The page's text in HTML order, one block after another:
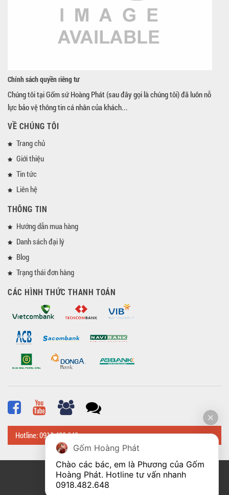
Chính sách quyền riêng tư
Chúng tôi tại Gốm sứ Hoàng Phát (sau đây gọi là chúng tôi) đã luôn nỗ
lực bảo vệ thông tin cá nhân của khách...
VỀ CHÚNG TÔI
Trang chủ
Giới thiệu
Tin tức
Liên hệ
THÔNG TIN
Hướng dẫn mua hàng
Danh sách đại lý
Blog
Trạng thái đơn hàng
CÁC HÌNH THỨC THANH TOÁN
Hotline: 0918 482 648
© Bản quyền thuộc vềHoangphatbattrang.vn
Gốm Hoàng Phát
Chào các bác, em là Phương của Gốm
0918.482.648